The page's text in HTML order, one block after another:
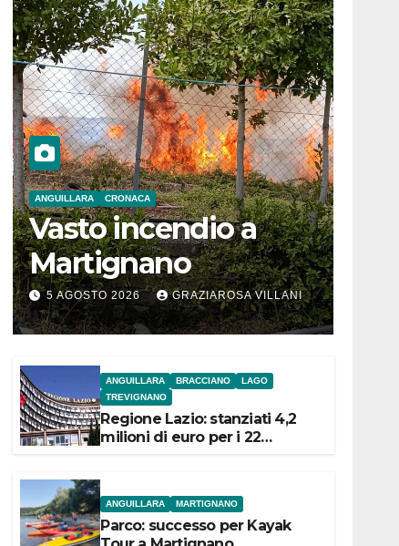
ANGUILLARA CRONACA
Vasto incendio a
Martignano
5 AGOSTO 2026 GRAZIAROSA VILLANI
ANGUILLARA BRACCIANO
LAGO
TREVIGNANO
Regione Lazio: stanziati 4,2
milioni di euro per i 22
ANGUILLARA MARTIGNANO
Parco: successo per Kayak